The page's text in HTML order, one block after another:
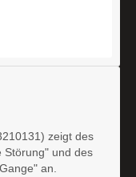
zeigt des
Störung" und des
an.